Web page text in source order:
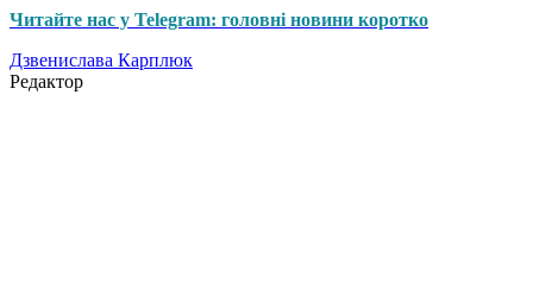
Читайте нас у Telegram: головні новини коротко
Дзвенислава Карплюк
Редактор